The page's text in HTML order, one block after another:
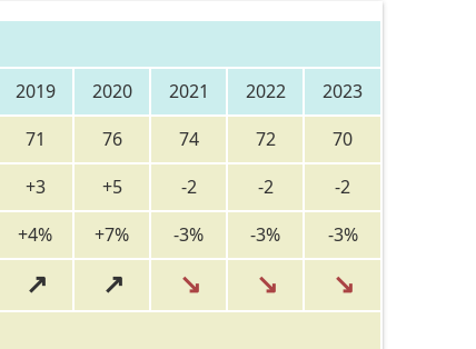
2019 2020 2021 2022
2023
71 76 74 72
70
+3 +5 -2 -2
-2
+4% +7% -3% -3% -3%
↗ ↗ ↘ ↘ ↘